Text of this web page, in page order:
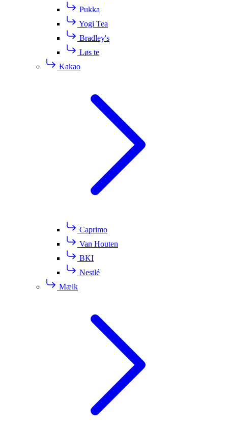
Pukka
Yogi Tea
Bradley's
Løs te
Kakao
Caprimo
Van Houten
BKI
Nestlé
Mælk